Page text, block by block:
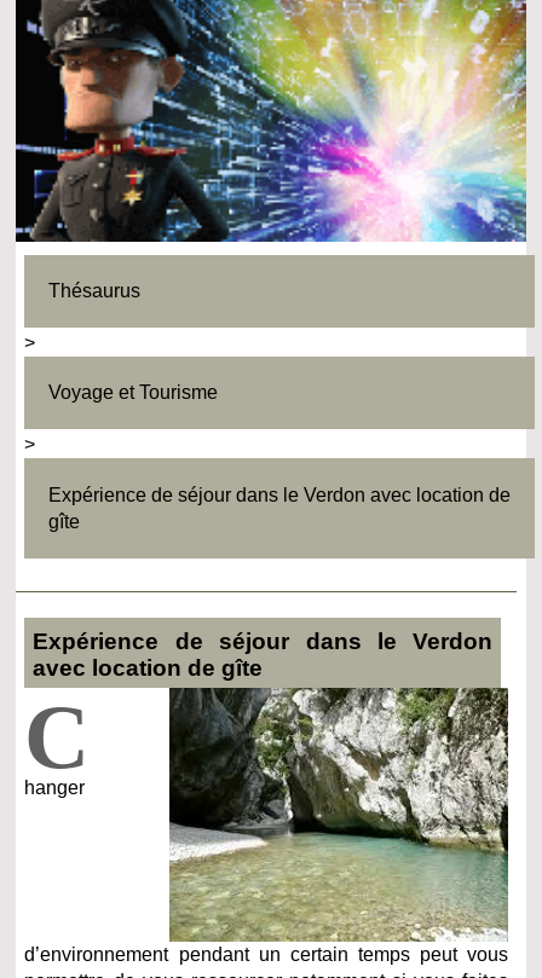
Thésaurus
>
Voyage et Tourisme
>
Expérience de séjour dans le Verdon avec location de
gîte
Expérience de séjour dans le Verdon
avec location de gîte
C
hanger
d’environnement pendant un certain temps peut vous